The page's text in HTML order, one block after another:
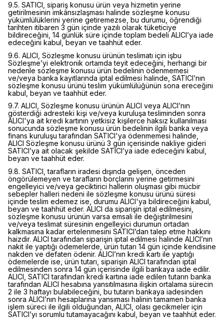
9.5. SATICI, sipariş konusu ürün veya hizmetin yerine
getirilmesinin imkânsızlaşması halinde sözleşme konusu
yükümlülüklerini yerine getiremezse, bu durumu, öğrendiği
tarihten itibaren 3 gün içinde yazılı olarak tüketiciye
bildireceğini, 14 günlük süre içinde toplam bedeli ALICI’ya iade
edeceğini kabul, beyan ve taahhüt eder.
9.6. ALICI, Sözleşme konusu ürünün teslimatı için işbu
Sözleşme’yi elektronik ortamda teyit edeceğini, herhangi bir
nedenle sözleşme konusu ürün bedelinin ödenmemesi
ve/veya banka kayıtlarında iptal edilmesi halinde, SATICI’nın
sözleşme konusu ürünü teslim yükümlülüğünün sona ereceğini
kabul, beyan ve taahhüt eder.
9.7. ALICI, Sözleşme konusu ürünün ALICI veya ALICI’nın
gösterdiği adresteki kişi ve/veya kuruluşa tesliminden sonra
ALICI'ya ait kredi kartının yetkisiz kişilerce haksız kullanılması
sonucunda sözleşme konusu ürün bedelinin ilgili banka veya
finans kuruluşu tarafından SATICI'ya ödenmemesi halinde,
ALICI Sözleşme konusu ürünü 3 gün içerisinde nakliye gideri
SATICI’ya ait olacak şekilde SATICI’ya iade edeceğini kabul,
beyan ve taahhüt eder.
9.8. SATICI, tarafların iradesi dışında gelişen, önceden
öngörülemeyen ve tarafların borçlarını yerine getirmesini
engelleyici ve/veya geciktirici hallerin oluşması gibi mücbir
sebepler halleri nedeni ile sözleşme konusu ürünü süresi
içinde teslim edemez ise, durumu ALICI'ya bildireceğini kabul,
beyan ve taahhüt eder. ALICI da siparişin iptal edilmesini,
sözleşme konusu ürünün varsa emsali ile değiştirilmesini
ve/veya teslimat süresinin engelleyici durumun ortadan
kalkmasına kadar ertelenmesini SATICI’dan talep etme hakkını
haizdir. ALICI tarafından siparişin iptal edilmesi halinde ALICI’nın
nakit ile yaptığı ödemelerde, ürün tutarı 14 gün içinde kendisine
nakden ve defaten ödenir. ALICI’nın kredi kartı ile yaptığı
ödemelerde ise, ürün tutarı, siparişin ALICI tarafından iptal
edilmesinden sonra 14 gün içerisinde ilgili bankaya iade edilir.
ALICI, SATICI tarafından kredi kartına iade edilen tutarın banka
tarafından ALICI hesabına yansıtılmasına ilişkin ortalama sürecin
2 ile 3 haftayı bulabileceğini, bu tutarın bankaya iadesinden
sonra ALICI’nın hesaplarına yansıması halinin tamamen banka
işlem süreci ile ilgili olduğundan, ALICI, olası gecikmeler için
SATICI’yı sorumlu tutamayacağını kabul, beyan ve taahhüt eder.